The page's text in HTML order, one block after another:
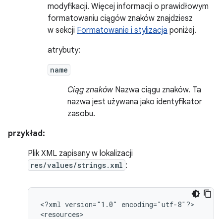
modyfikacji. Więcej informacji o prawidłowym
formatowaniu ciągów znaków znajdziesz
w sekcji Formatowanie i stylizacja poniżej.
atrybuty:
name
Ciąg znakówNazwa ciągu znaków. Ta
nazwa jest używana jako identyfikator
zasobu.
przykład:
Plik XML zapisany w lokalizacji
res/values/strings.xml :
<?xml version="1.0"
encoding="utf-8"?>